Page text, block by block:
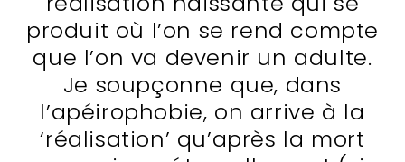
produit où l’on se rend compte
que l’on va devenir un adulte.
Je soupçonne que, dans
l’apéirophobie, on arrive à la
‘réalisation’ qu’après la mort